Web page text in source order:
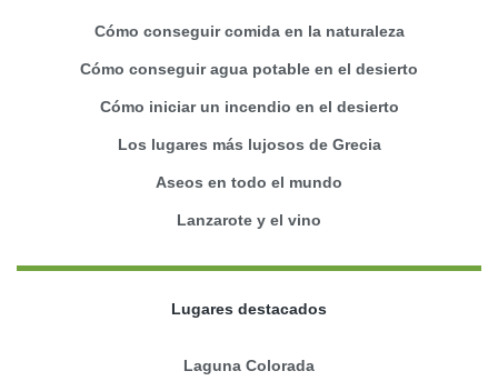
Cómo conseguir comida en la naturaleza
Cómo conseguir agua potable en el desierto
Cómo iniciar un incendio en el desierto
Los lugares más lujosos de Grecia
Aseos en todo el mundo
Lanzarote y el vino
Lugares destacados
Laguna Colorada